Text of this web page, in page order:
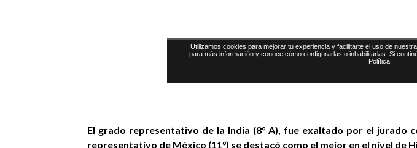
El grado representativo de la India (8° A), fue exaltado por el jurado
representativo de México (11°) se destacó como el mejor en el nivel de